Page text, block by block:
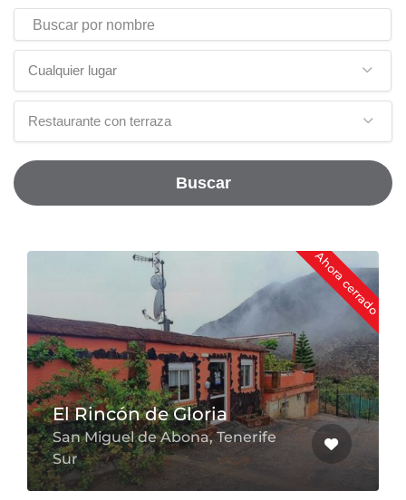
Cualquier lugar
Restaurante con terraza
Buscar
Ahora cerrado
El Rincón de Gloria
San Miguel de Abona, Tenerife
Sur